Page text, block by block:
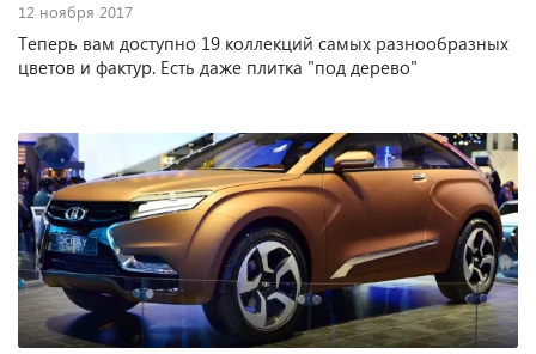
12 ноября 2017
Теперь вам доступно 19 коллекций самых разнообразных
цветов и фактур. Есть даже плитка "под дерево"